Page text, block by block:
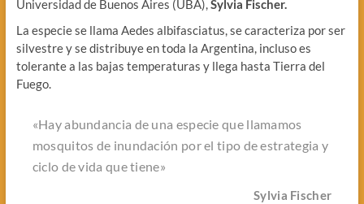
Universidad de Buenos Aires (UBA),Sylvia Fischer.
La especie se llama Aedes albifasciatus, se caracteriza por ser
silvestre y se distribuye en toda la Argentina, incluso es
tolerante a las bajas temperaturas y llega hasta Tierra del
Fuego.
«Hay abundancia de una especie que llamamos
mosquitos de inundación por el tipo de estrategia y
ciclo de vida que tiene»
Sylvia Fischer